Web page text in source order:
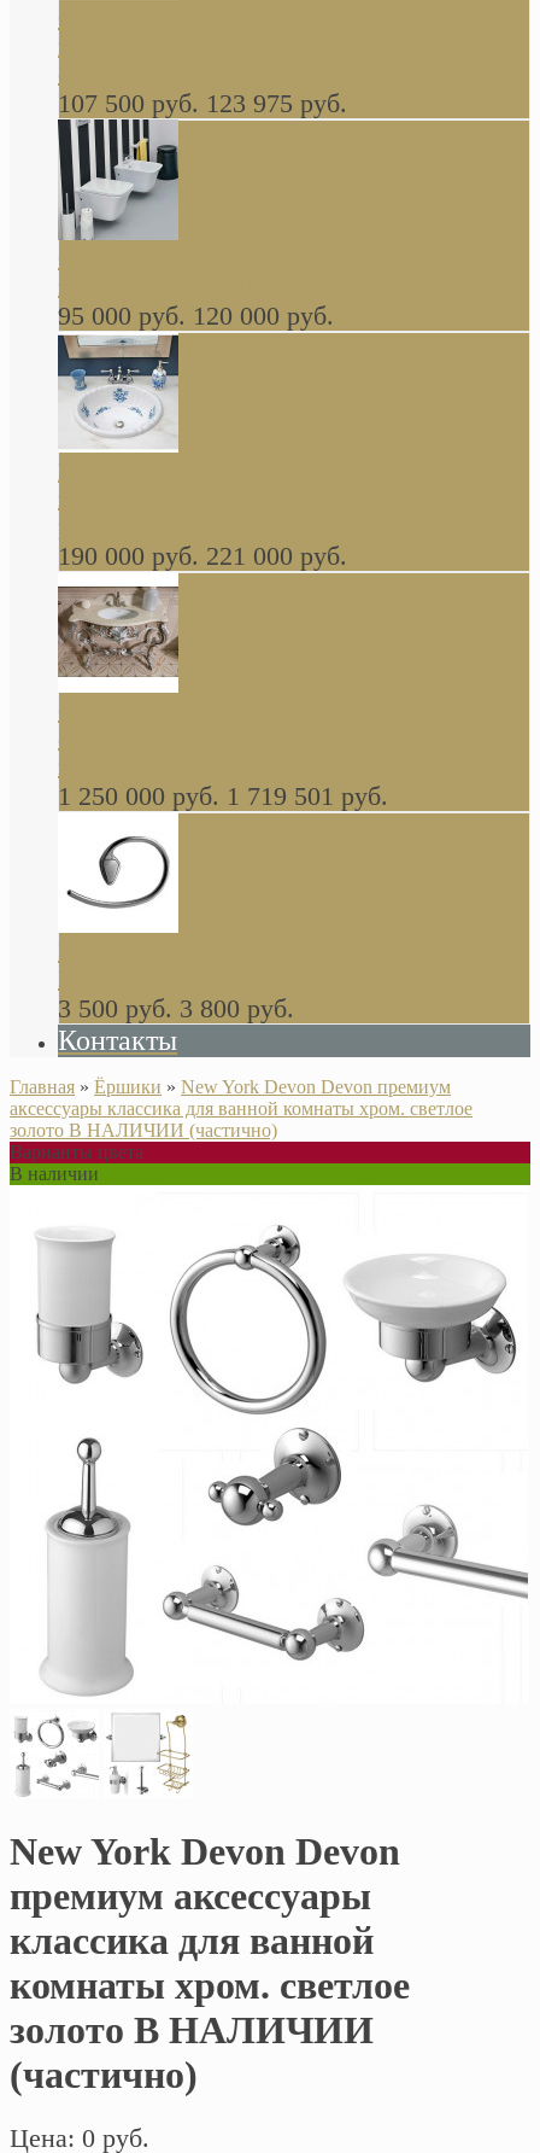
керамическая мойка 1160 x 510 мм белая,
серая, черная, бежевая В НАЛИЧИИ
107 500 руб. 123 975 руб.
навесное КОМПЛЕКТ
95 000 руб. 120 000 руб.
Decorated Bathroom раковина овальная
встраиваемая для ванной с рисунком синяя
роза В НАЛИЧИИ
190 000 руб. 221 000 руб.
стиле барокко, из массива дерева, светло
коричневый матовый окрас + серебро
1 250 000 руб. 1 719 501 руб.
Khala Colombo аксессуары (серия) В
НАЛИЧИИ
3 500 руб. 3 800 руб.
Контакты
Главная » Ёршики » New York Devon Devon премиум
аксессуары классика для ванной комнаты хром. светлое
золото В НАЛИЧИИ (частично)
Варианты цвета
В наличии
New York Devon Devon
премиум аксессуары
классика для ванной
комнаты хром. светлое
золото В НАЛИЧИИ
(частично)
Цена: 0 руб.